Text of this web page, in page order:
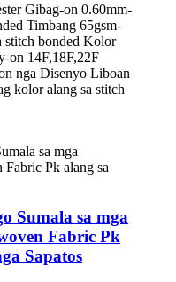
Gibag-on 0.60mm-
Timbang 65gsm-
stitch bonded Kolor
on 14F,18F,22F
nga Disenyo Liboan
kolor alang sa stitch
Sumala sa mga
Fabric Pk
Sapatos